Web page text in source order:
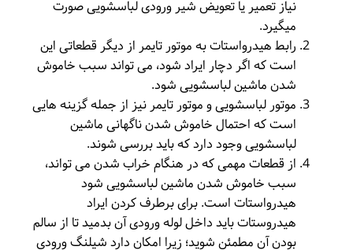
نیاز تعمیر یا تعویض شیر ورودی لباسشویی صورت
میگیرد.
رابط هیدرواستات به موتور تایمر از دیگر قطعاتی این
است که اگر دچار ایراد شود، می تواند سبب خاموش
شدن ماشین لباسشویی شود.
موتور لباسشویی و موتور تایمر نیز از جمله گزینه هایی
است که احتمال خاموش شدن ناگهانی ماشین
لباسشویی وجود دارد که باید بررسی شوند.
از قطعات مهمی که در هنگام خراب شدن می تواند،
سبب خاموش شدن ماشین لباسشویی شود
هیدرواستات است. برای برطرف کردن ایراد
هیدروستات باید داخل لوله ورودی آن بدمید تا از سالم
بودن آن مطمئن شوید؛ زیرا امکان دارد شیلنگ ورودی